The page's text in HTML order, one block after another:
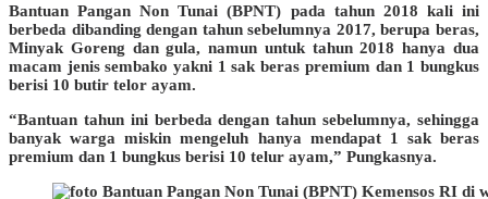
Bantuan Pangan Non Tunai (BPNT) pada tahun 2018 kali ini
berbeda dibanding dengan tahun sebelumnya 2017, berupa beras,
Minyak Goreng dan gula, namun untuk tahun 2018 hanya dua
macam jenis sembako yakni 1 sak beras premium dan 1 bungkus
berisi 10 butir telor ayam.
“Bantuan tahun ini berbeda dengan tahun sebelumnya, sehingga
banyak warga miskin mengeluh hanya mendapat 1 sak beras
premium dan 1 bungkus berisi 10 telur ayam,” Pungkasnya.